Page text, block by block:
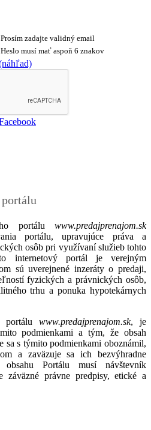
Prosím zadajte validný email
Heslo musí mať aspoň 6 znakov
portálu www.predajprenajom.sk
portálu, upravujúce práva a
osôb pri využívaní služieb tohto
internetový portál je verejným
sú uverejnené inzeráty o predaji,
fyzických a právnických osôb,
trhu a ponuka hypotekárnych
portálu www.predajprenajom.sk, je
podmienkami a tým, že obsah
sa s týmito podmienkami oboznámil,
a zaväzuje sa ich bezvýhradne
Portálu musí návštevník
záväzné právne predpisy, etické a